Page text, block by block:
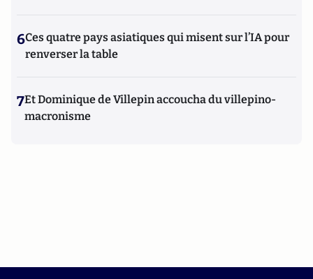
6Ces quatre pays asiatiques qui misent sur l’IA pour
renverser la table
7Et Dominique de Villepin accoucha du villepino-
macronisme